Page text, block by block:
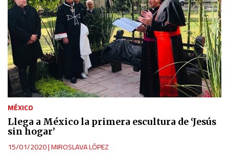
MÉXICO
Llega a México la primera escultura de ‘Jesús
sin hogar’
15/01/2020|MIROSLAVA LÓPEZ